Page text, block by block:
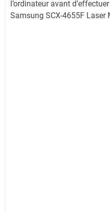
l’ordinateur avant
Samsung SCX-4655F Laser